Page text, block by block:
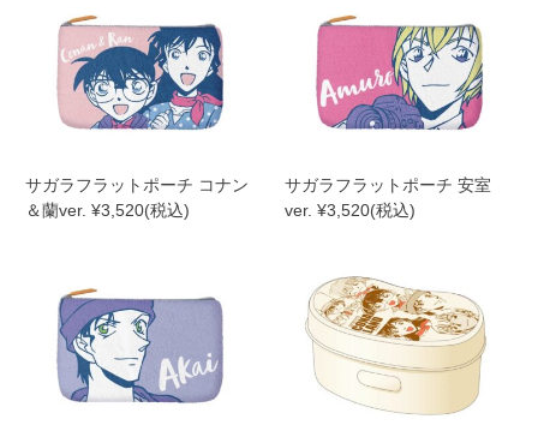
サガラフラットポーチ コナン
＆蘭ver. ¥3,520(税込)
サガラフラットポーチ 安室
ver. ¥3,520(税込)